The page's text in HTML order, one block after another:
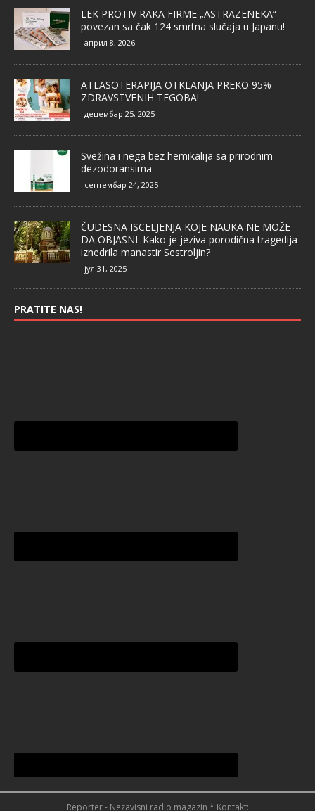
LEK PROTIV RAKA FIRME „ASTRAZENEKA“
povezan sa čak 124 smrtna slučaja u Japanu!
април 8, 2026
ATLASOTERAPIJA OTKLANJA PREKO 95%
ZDRAVSTVENIH TEGOBA!
децембар 25, 2025
Svežina i nega bez hemikalija sa prirodnim
dezodoransima
септембар 24, 2025
ČUDESNA ISCELJENJA KOJE NAUKA NE MOŽE
DA OBJASNI: Kako je jeziva porodična tragedija
iznedrila manastir Sestroljin?
јул 31, 2025
PRATITE NAS!
Reporter - Nezavisni radio magazin * Kontakt: